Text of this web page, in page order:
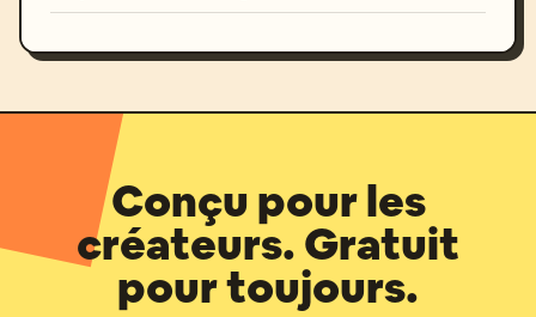
Conçu pour les
créateurs. Gratuit
pour toujours.